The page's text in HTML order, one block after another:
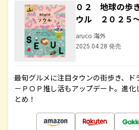
０２ 地球の歩
ウル ２０２５
aruco 海外
2025.04.28 発売
最旬グルメに注目タウンの街歩き、ド
－ＰＯＰ推し活もアップデート。進化
とめ！